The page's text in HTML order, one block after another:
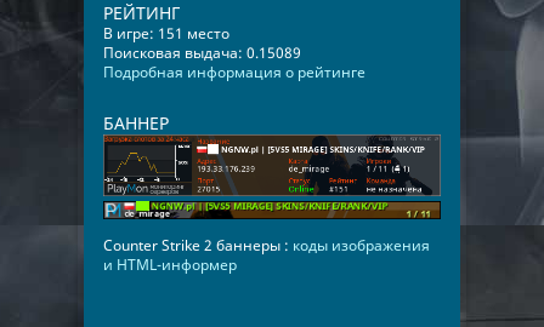
РЕЙТИНГ
В игре: 151 место
Поисковая выдача: 0.15089
Подробная информация о рейтинге
БАННЕР
Counter Strike 2 баннеры : коды изображения
и HTML-информер